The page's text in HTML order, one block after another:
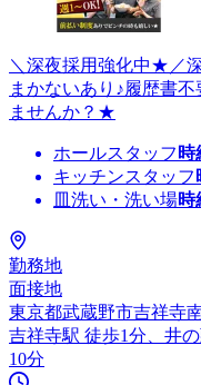
＼深夜採用強化中★／
まかないあり♪履歴書
ませんか？★
ホールスタッフ 時
キッチンスタッフ
皿洗い・洗い場時
勤務地
面接地
東京都武蔵野市吉祥寺
吉祥寺駅 徒歩1分、井
10分